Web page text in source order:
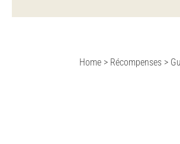
Home > Récompenses >